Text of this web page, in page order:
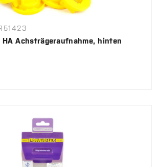
Achsträgeraufnahme, hinten